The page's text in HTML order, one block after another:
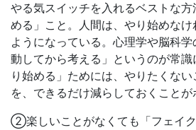
やる気スイッチを入れるベストな
める」こと。人間は、やり始めな
ようになっている。心理学や脳科
動してから考える」というのが常
り始める」ためには、やりたくな
を、できるだけ減らしておくことが
②楽しいことがなくても「フェイ